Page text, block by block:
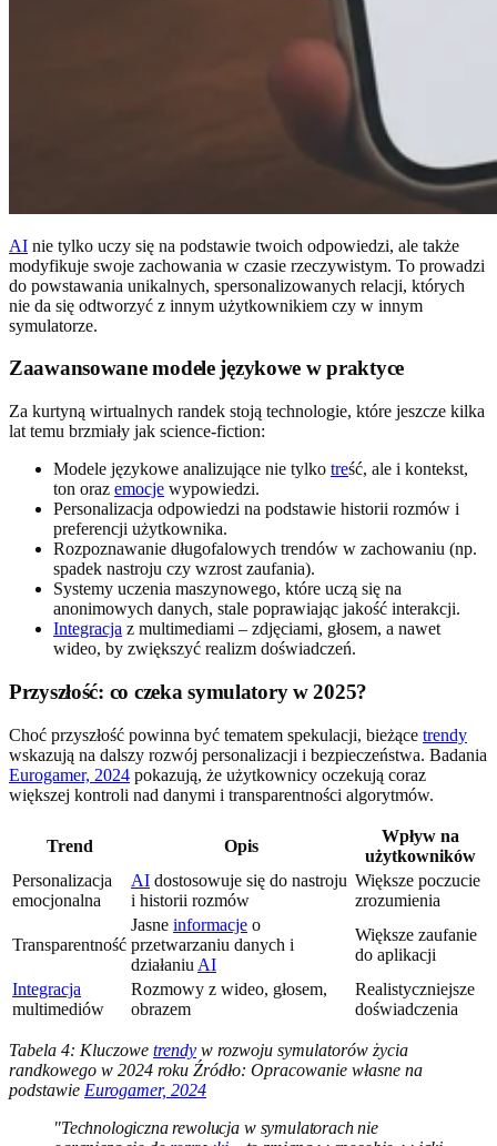
AI nie tylko uczy się na podstawie twoich odpowiedzi, ale także
modyfikuje swoje zachowania w czasie rzeczywistym. To prowadzi
do powstawania unikalnych, spersonalizowanych relacji, których
nie da się odtworzyć z innym użytkownikiem czy w innym
symulatorze.
Zaawansowane modele językowe w praktyce
Za kurtyną wirtualnych randek stoją technologie, które jeszcze kilka
lat temu brzmiały jak science-fiction:
Modele językowe analizujące nie tylko treść, ale i kontekst,
ton oraz emocje wypowiedzi.
Personalizacja odpowiedzi na podstawie historii rozmów i
preferencji użytkownika.
Rozpoznawanie długofalowych trendów w zachowaniu (np.
spadek nastroju czy wzrost zaufania).
Systemy uczenia maszynowego, które uczą się na
anonimowych danych, stale poprawiając jakość interakcji.
Integracja z multimediami – zdjęciami, głosem, a nawet
wideo, by zwiększyć realizm doświadczeń.
Przyszłość: co czeka symulatory w 2025?
Choć przyszłość powinna być tematem spekulacji, bieżące trendy
wskazują na dalszy rozwój personalizacji i bezpieczeństwa. Badania
Eurogamer, 2024 pokazują, że użytkownicy oczekują coraz
większej kontroli nad danymi i transparentności algorytmów.
Trend Opis
Wpływ na
użytkowników
Personalizacja
emocjonalna
AI dostosowuje się do nastroju
i historii rozmów
Większe poczucie
zrozumienia
Transparentność
Jasne informacje o
przetwarzaniu danych i
działaniu AI
Większe zaufanie
do aplikacji
Integracja
multimediów
Rozmowy z wideo, głosem,
obrazem
Realistyczniejsze
doświadczenia
Tabela 4: Kluczowe trendy w rozwoju symulatorów życia
randkowego w 2024 roku Źródło: Opracowanie własne na
podstawie Eurogamer, 2024
"Technologiczna rewolucja w symulatorach nie